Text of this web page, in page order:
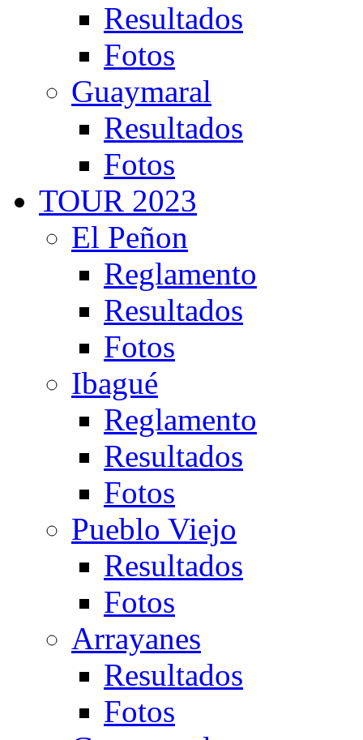
Resultados
Fotos
Guaymaral
Resultados
Fotos
TOUR 2023
El Peñon
Reglamento
Resultados
Fotos
Ibagué
Reglamento
Resultados
Fotos
Pueblo Viejo
Resultados
Fotos
Arrayanes
Resultados
Fotos